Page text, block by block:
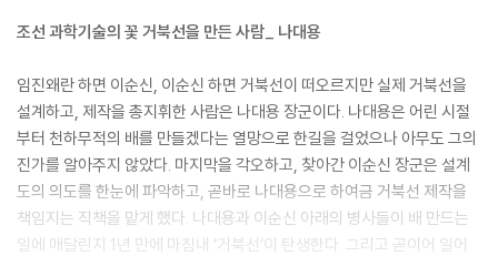
조선 과학기술의 꽃 거북선을 만든 사람_ 나대용
임진왜란 하면 이순신, 이순신 하면 거북선이 떠오르지만 실제 거북선을
설계하고, 제작을 총지휘한 사람은 나대용 장군이다. 나대용은 어린 시절
부터 천하무적의 배를 만들겠다는 열망으로 한길을 걸었으나 아무도 그의
진가를 알아주지 않았다. 마지막을 각오하고, 찾아간 이순신 장군은 설계
도의 의도를 한눈에 파악하고, 곧바로 나대용으로 하여금 거북선 제작을
책임지는 직책을 맡게 했다. 나대용과 이순신 아래의 병사들이 배 만드는
일에 매달린지 1년 만에 마침내 ‘거북선’이 탄생한다. 그리고 곧이어 일어